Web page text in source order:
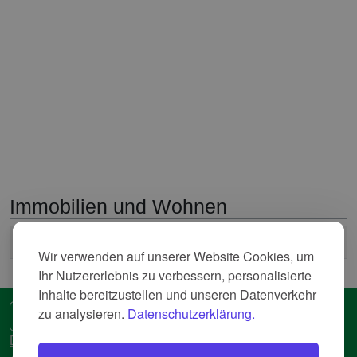
Wir verwenden auf unserer Website Cookies, um
Ihr Nutzererlebnis zu verbessern, personalisierte
Inhalte bereitzustellen und unseren Datenverkehr
zu analysieren. Datenschutzerklärung.
Immobilien und Wohnen
🌍 Eine andere Sprache
Datenschutzerkläreung